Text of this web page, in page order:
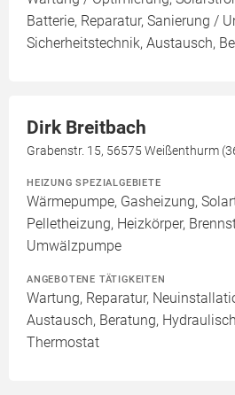
Batterie, Reparatur, Sanierung /
Sicherheitstechnik, Austausch,
Dirk Breitbach
Grabenstr. 15, 56575 Weißenthurm
HEIZUNG SPEZIALGEBIETE
Wärmepumpe, Gasheizung,
Pelletheizung, Heizkörper,
Umwälzpumpe
ANGEBOTENE TÄTIGKEITEN
Wartung, Reparatur,
Austausch, Beratung,
Thermostat